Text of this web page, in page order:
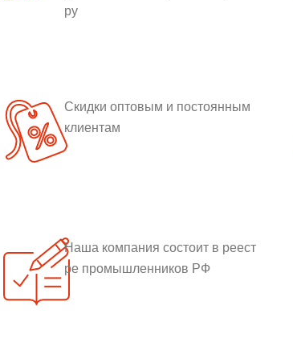
ру
Скидки оптовым и постоянным
клиентам
Наша компания состоит в реест
ре промышленников РФ